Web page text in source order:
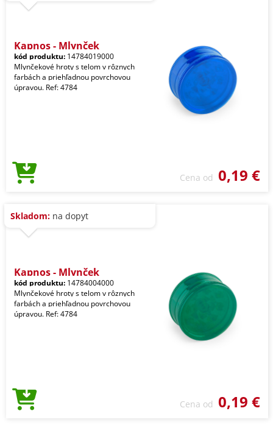
Kapnos - Mlynček
kód produktu: 14784019000
Mlynčekové hroty s telom v rôznych
farbách a priehľadnou povrchovou
úpravou. Ref: 4784
Cena od 0,19 €
Skladom: na dopyt
Kapnos - Mlynček
kód produktu: 14784004000
Mlynčekové hroty s telom v rôznych
farbách a priehľadnou povrchovou
úpravou. Ref: 4784
Cena od 0,19 €